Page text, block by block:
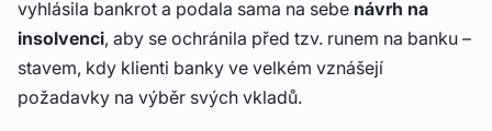
vyhlásila bankrot a podala sama na sebe návrh na
insolvenci, aby se ochránila před tzv. runem na banku –
stavem, kdy klienti banky ve velkém vznášejí
požadavky na výběr svých vkladů.